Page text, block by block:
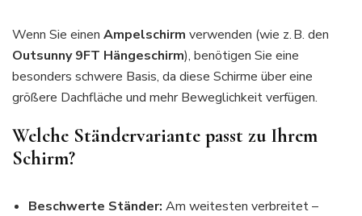
Wenn Sie einen Ampelschirm verwenden (wie z. B. den
Outsunny 9FT Hängeschirm), benötigen Sie eine
besonders schwere Basis, da diese Schirme über eine
größere Dachfläche und mehr Beweglichkeit verfügen.
Welche Ständervariante passt zu Ihrem
Schirm?
Beschwerte Ständer: Am weitesten verbreitet –